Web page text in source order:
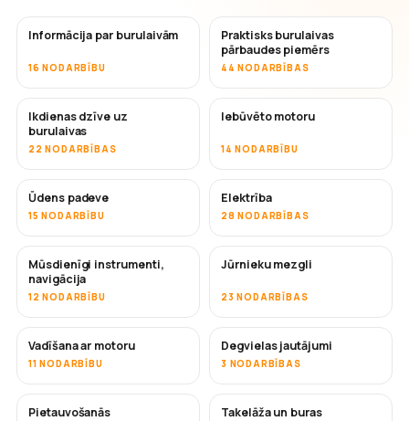
Informācija par burulaivām
16 NODARBĪBU
Praktisks burulaivas
pārbaudes piemērs
44 NODARBĪBAS
Ikdienas dzīve uz
burulaivas
22 NODARBĪBAS
Iebūvēto motoru
14 NODARBĪBU
Ūdens padeve
15 NODARBĪBU
Elektrība
28 NODARBĪBAS
Mūsdienīgi instrumenti,
navigācija
12 NODARBĪBU
Jūrnieku mezgli
23 NODARBĪBAS
Vadīšana ar motoru
11 NODARBĪBU
Degvielas jautājumi
3 NODARBĪBAS
Pietauvošanās Takelāža un buras